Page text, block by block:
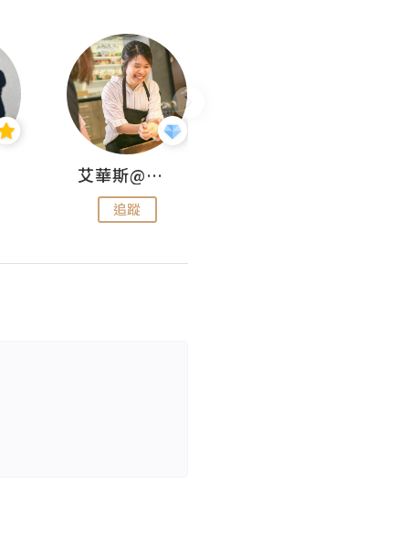
艾華斯@鄭大小姐工房
追蹤